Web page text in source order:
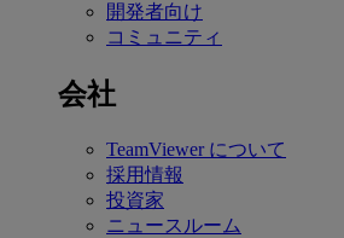
開発者向け
コミュニティ
会社
TeamViewer について
採用情報
投資家
ニュースルーム